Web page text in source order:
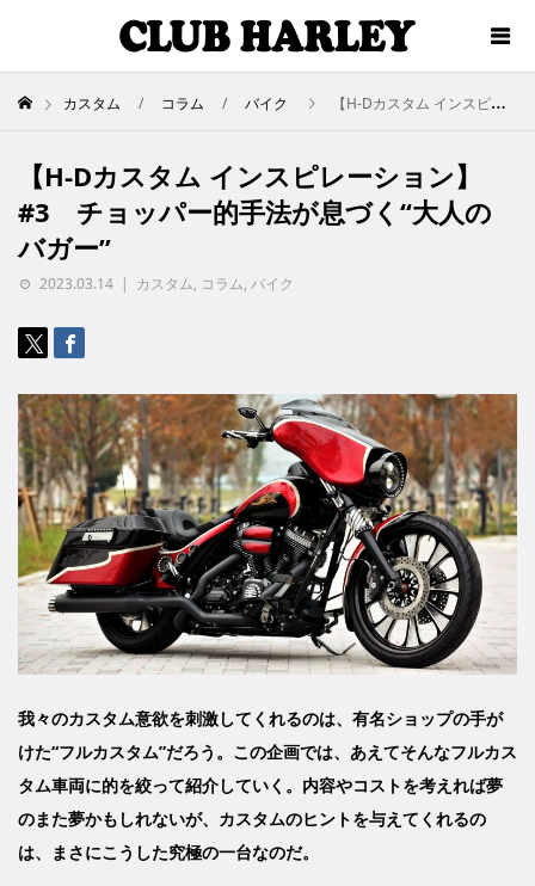
カスタム コラム バイク 【H-Dカスタム インスピレーション】#3 チョッパー的手法が息づく“大人のバガー”
【H-Dカスタム インスピレーション】
#3 チョッパー的手法が息づく“大人の
バガー”
2023.03.14 カスタム, コラム, バイク
我々のカスタム意欲を刺激してくれるのは、有名ショップの手が
けた“フルカスタム”だろう。この企画では、あえてそんなフルカス
タム車両に的を絞って紹介していく。内容やコストを考えれば夢
のまた夢かもしれないが、カスタムのヒントを与えてくれるの
は、まさにこうした究極の一台なのだ。